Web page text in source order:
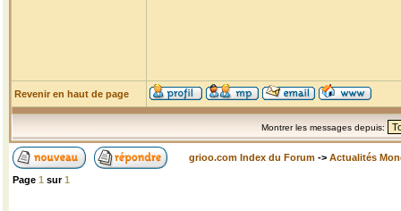
Revenir en haut de page
Montrer les messages depuis:
grioo.com Index du Forum -> Actualités
Page 1 sur1